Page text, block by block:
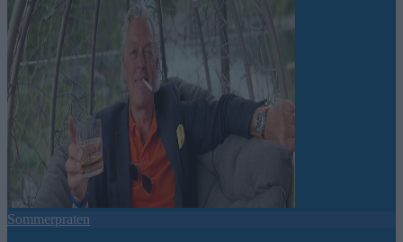
Sommerpraten